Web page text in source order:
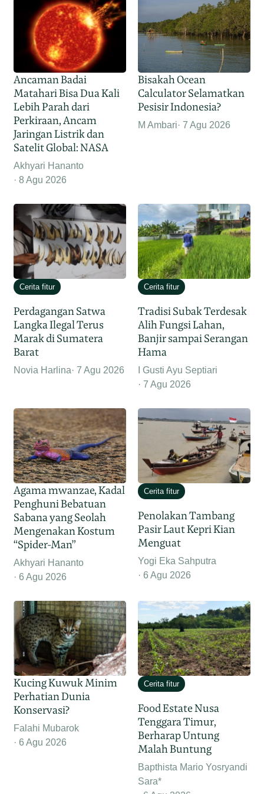
Ancaman Badai
Matahari Bisa Dua Kali
Lebih Parah dari
Perkiraan, Ancam
Jaringan Listrik dan
Satelit Global: NASA
Akhyari Hananto
8 Agu 2026
Bisakah Ocean
Calculator Selamatkan
Pesisir Indonesia?
M Ambari 7 Agu 2026
Cerita fitur
Perdagangan Satwa
Langka Ilegal Terus
Marak di Sumatera
Barat
Novia Harlina 7 Agu 2026
Cerita fitur
Tradisi Subak Terdesak
Alih Fungsi Lahan,
Banjir sampai Serangan
Hama
I Gusti Ayu Septiari
7 Agu 2026
Agama mwanzae, Kadal
Penghuni Bebatuan
Sabana yang Seolah
Mengenakan Kostum
“Spider-Man”
Akhyari Hananto
6 Agu 2026
Cerita fitur
Penolakan Tambang
Pasir Laut Kepri Kian
Menguat
Yogi Eka Sahputra
6 Agu 2026
Kucing Kuwuk Minim
Perhatian Dunia
Konservasi?
Falahi Mubarok
6 Agu 2026
Cerita fitur
Food Estate Nusa
Tenggara Timur,
Berharap Untung
Malah Buntung
Bapthista Mario Yosryandi
Sara*